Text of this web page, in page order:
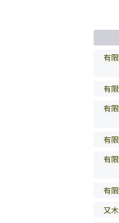
有
有
有
有
有
有
又